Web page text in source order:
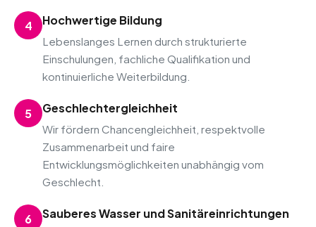
4 Hochwertige Bildung
Lebenslanges Lernen durch strukturierte
Einschulungen, fachliche Qualifikation und
kontinuierliche Weiterbildung.
5 Geschlechtergleichheit
Wir fördern Chancengleichheit, respektvolle
Zusammenarbeit und faire
Entwicklungsmöglichkeiten unabhängig vom
Geschlecht.
6 Sauberes Wasser und Sanitäreinrichtungen